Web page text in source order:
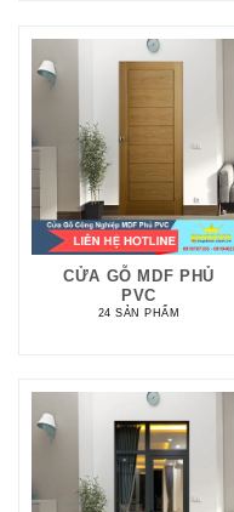
CỬA GỖ MDF PHỦ
PVC
24 SẢN PHẨM